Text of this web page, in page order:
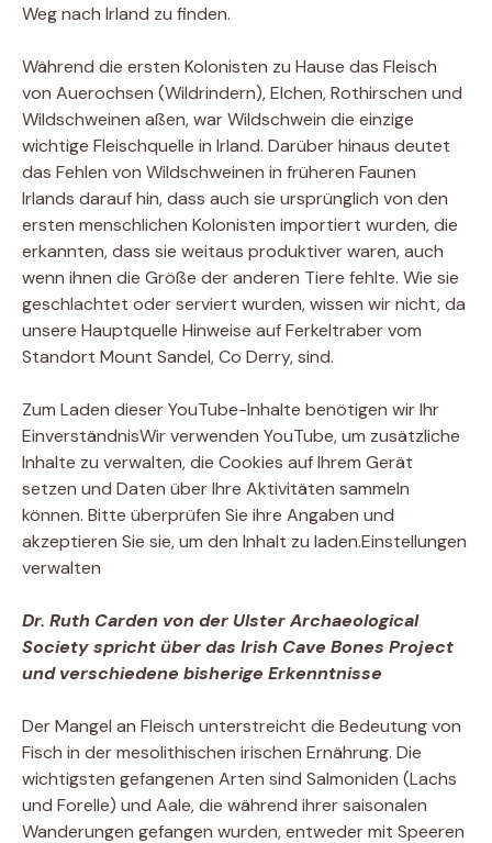
Weg nach Irland zu finden.
Während die ersten Kolonisten zu Hause das Fleisch
von Auerochsen (Wildrindern), Elchen, Rothirschen und
Wildschweinen aßen, war Wildschwein die einzige
wichtige Fleischquelle in Irland. Darüber hinaus deutet
das Fehlen von Wildschweinen in früheren Faunen
Irlands darauf hin, dass auch sie ursprünglich von den
ersten menschlichen Kolonisten importiert wurden, die
erkannten, dass sie weitaus produktiver waren, auch
wenn ihnen die Größe der anderen Tiere fehlte. Wie sie
geschlachtet oder serviert wurden, wissen wir nicht, da
unsere Hauptquelle Hinweise auf Ferkeltraber vom
Standort Mount Sandel, Co Derry, sind.
Zum Laden dieser YouTube-Inhalte benötigen wir Ihr
EinverständnisWir verwenden YouTube, um zusätzliche
Inhalte zu verwalten, die Cookies auf Ihrem Gerät
setzen und Daten über Ihre Aktivitäten sammeln
können. Bitte überprüfen Sie ihre Angaben und
akzeptieren Sie sie, um den Inhalt zu laden.Einstellungen
verwalten
Dr. Ruth Carden von der Ulster Archaeological
Society spricht über das Irish Cave Bones Project
und verschiedene bisherige Erkenntnisse
Der Mangel an Fleisch unterstreicht die Bedeutung von
Fisch in der mesolithischen irischen Ernährung. Die
wichtigsten gefangenen Arten sind Salmoniden (Lachs
und Forelle) und Aale, die während ihrer saisonalen
Wanderungen gefangen wurden, entweder mit Speeren